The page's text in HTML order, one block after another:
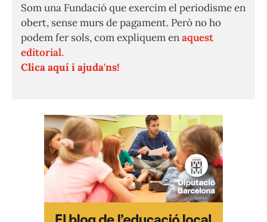
Som una Fundació que exercim el periodisme en
obert, sense murs de pagament. Però no ho
podem fer sols, com expliquem enaquest
editorial.
Clica aquí i ajuda'ns!